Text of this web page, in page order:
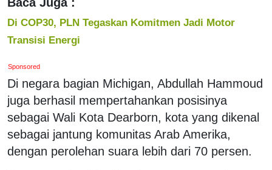
Di COP30, PLN Tegaskan Komitmen Jadi Motor
Transisi Energi
Sponsored
Di negara bagian Michigan, Abdullah Hammoud
juga berhasil mempertahankan posisinya
sebagai Wali Kota Dearborn, kota yang dikenal
sebagai jantung komunitas Arab Amerika,
dengan perolehan suara lebih dari 70 persen.